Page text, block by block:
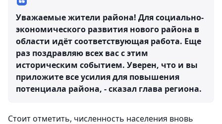
Уважаемые жители района! Для социально-
экономического развития нового района в
области идёт соответствующая работа. Еще
раз поздравляю всех вас с этим
историческим событием. Уверен, что и вы
приложите все усилия для повышения
потенциала района, - сказал глава региона.
Стоит отметить, численность населения вновь